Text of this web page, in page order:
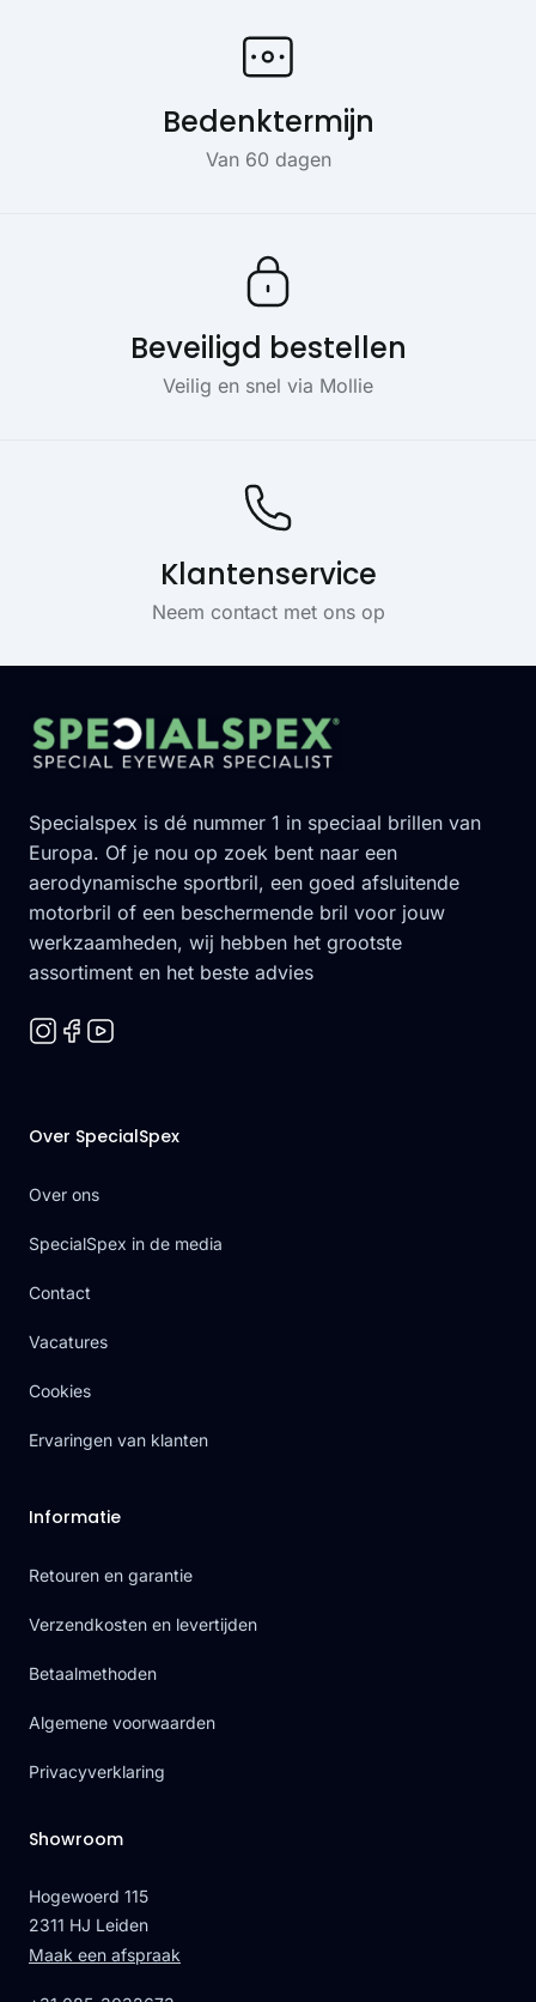
Bedenktermijn
Van 60 dagen
Beveiligd bestellen
Veilig en snel via Mollie
Klantenservice
Neem contact met ons op
Specialspex is dé nummer 1 in speciaal brillen van
Europa. Of je nou op zoek bent naar een
aerodynamische sportbril, een goed afsluitende
motorbril of een beschermende bril voor jouw
werkzaamheden, wij hebben het grootste
assortiment en het beste advies
Over SpecialSpex
Over ons
SpecialSpex in de media
Contact
Vacatures
Cookies
Ervaringen van klanten
Informatie
Retouren en garantie
Verzendkosten en levertijden
Betaalmethoden
Algemene voorwaarden
Privacyverklaring
Showroom
Hogewoerd 115
2311 HJ Leiden
Maak een afspraak